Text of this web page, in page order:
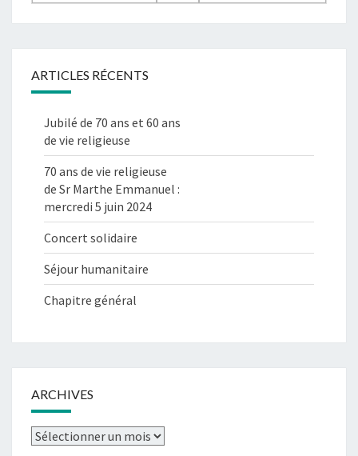
ARTICLES RÉCENTS
Jubilé de 70 ans et 60 ans
de vie religieuse
70 ans de vie religieuse
de Sr Marthe Emmanuel :
mercredi 5 juin 2024
Concert solidaire
Séjour humanitaire
Chapitre général
ARCHIVES
Archives